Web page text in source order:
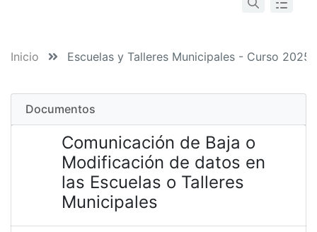
Inicio Escuelas y Talleres Municipales - Curso
Documentos
Comunicación de Baja o
Modificación de datos en
las Escuelas o Talleres
Municipales